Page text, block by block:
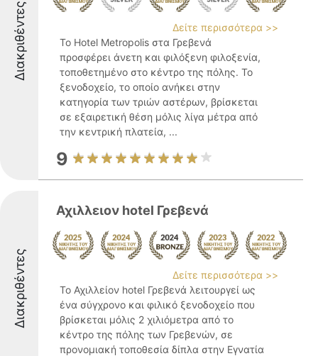
Διακριθέντες
Δείτε περισσότερα >>
Το Hotel Metropolis στα Γρεβενά
προσφέρει άνετη και φιλόξενη φιλοξενία,
τοποθετημένο στο κέντρο της πόλης. Το
ξενοδοχείο, το οποίο ανήκει στην
κατηγορία των τριών αστέρων, βρίσκεται
σε εξαιρετική θέση μόλις λίγα μέτρα από
την κεντρική πλατεία, ...
9
Διακριθέντες
Αχιλλειον hotel Γρεβενά
Δείτε περισσότερα >>
Το Αχιλλείον hotel Γρεβενά λειτουργεί ως
ένα σύγχρονο και φιλικό ξενοδοχείο που
βρίσκεται μόλις 2 χιλιόμετρα από το
κέντρο της πόλης των Γρεβενών, σε
προνομιακή τοποθεσία δίπλα στην Εγνατία